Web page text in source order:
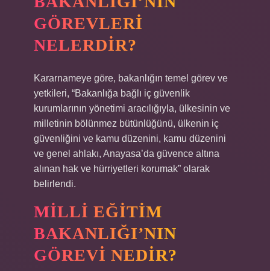
GÖREVLERI
NELERDIR?
Kararnameye göre, bakanlığın temel görev ve
yetkileri, “Bakanlığa bağlı iç güvenlik
kurumlarının yönetimi aracılığıyla, ülkesinin ve
milletinin bölünmez bütünlüğünü, ülkenin iç
güvenliğini ve kamu düzenini, kamu düzenini
ve genel ahlakı, Anayasa’da güvence altına
alınan hak ve hürriyetleri korumak” olarak
belirlendi.
MILLI EĞITIM
BAKANLIĞI’NIN
GÖREVI NEDIR?